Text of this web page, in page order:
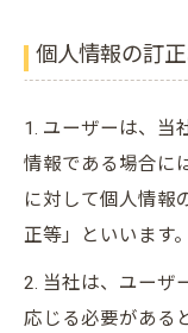
個人情報の訂
1. ユーザーは、当
情報である場合に
に対して個人情報
正等」といいます
2. 当社は、ユーザ
応じる必要がある